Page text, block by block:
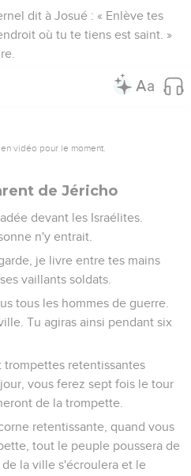
dit à Josué : « Enlève tes
où tu te tiens est saint. »
vidéo pour le moment.
de Jéricho
devant les Israélites.
n'y entrait.
je livre entre tes mains
vaillants soldats.
tous les hommes de guerre.
Tu agiras ainsi pendant six
trompettes retentissantes
vous ferez sept fois le tour
de la trompette.
retentissante, quand vous
tout le peuple poussera de
la ville s'écroulera et le